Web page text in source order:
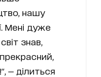
нашу
Мені дуже
знав,
— ділиться